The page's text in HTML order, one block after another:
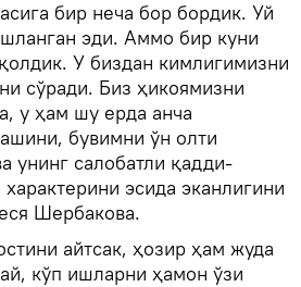
бир неча бор бордик. Уй
эди. Аммо бир куни
У биздан кимлигимизни
сўради. Биз ҳикоямизни
у ҳам шу ерда анча
бувимни ўн олти
унинг салобатли қадди-
эсида эканлигини
Шербакова.
айтсак, ҳозир ҳам жуда
кўп ишларни ҳамон ўзи